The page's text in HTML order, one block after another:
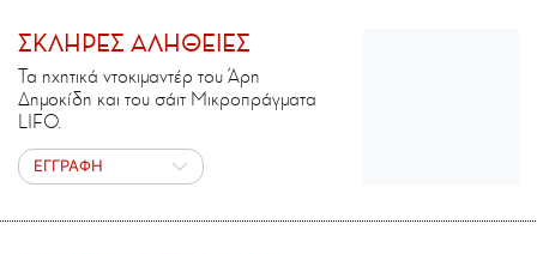
ΣΚΛΗΡΕΣ ΑΛΗΘΕΙΕΣ
Τα ηχητικά ντοκιμαντέρ του Άρη
Δημοκίδη και του σάιτ Μικροπράγματα
LIFO.
ΕΓΓΡΑΦΗ